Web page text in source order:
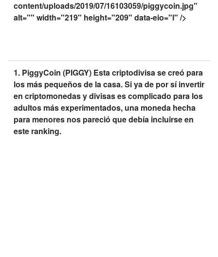
content/uploads/2019/07/16103059/piggycoin.jpg"
alt="" width="219" height="209" data-eio="l" />
1. PiggyCoin (PIGGY) Esta criptodivisa se creó para
los más pequeños de la casa. Si ya de por sí invertir
en criptomonedas y divisas es complicado para los
adultos más experimentados, una moneda hecha
para menores nos pareció que debía incluirse en
este ranking.